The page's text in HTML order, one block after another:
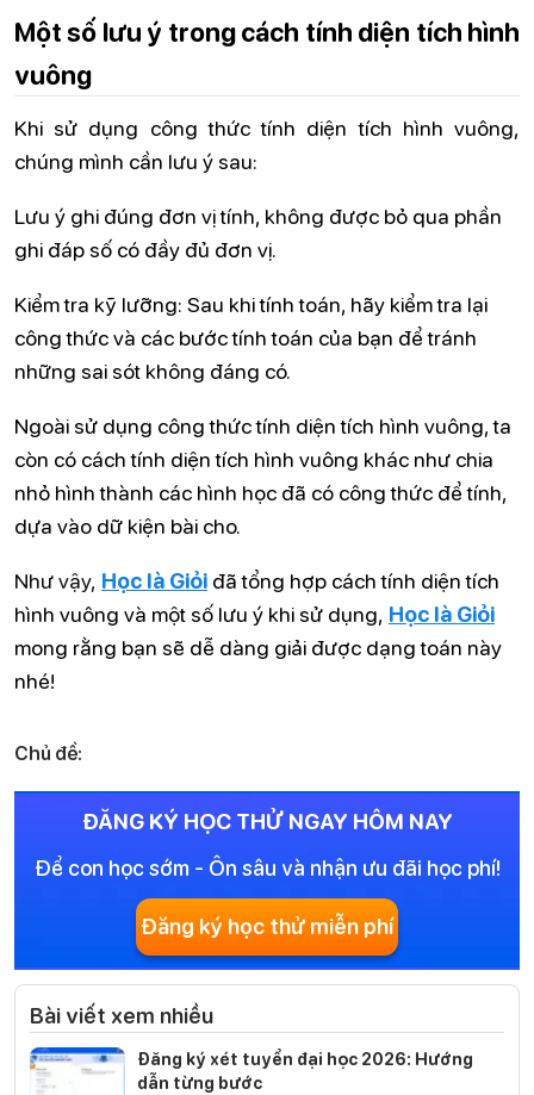
Một số lưu ý trong cách tính diện tích hình
vuông
Khi sử dụng công thức tính diện tích hình vuông,
chúng mình cần lưu ý sau:
Lưu ý ghi đúng đơn vị tính, không được bỏ qua phần
ghi đáp số có đầy đủ đơn vị.
Kiểm tra kỹ lưỡng: Sau khi tính toán, hãy kiểm tra lại
công thức và các bước tính toán của bạn để tránh
những sai sót không đáng có.
Ngoài sử dụng công thức tính diện tích hình vuông, ta
còn có cách tính diện tích hình vuông khác như chia
nhỏ hình thành các hình học đã có công thức để tính,
dựa vào dữ kiện bài cho.
Như vậy, Học là Giỏi đã tổng hợp cách tính diện tích
hình vuông và một số lưu ý khi sử dụng, Học là Giỏi
mong rằng bạn sẽ dễ dàng giải được dạng toán này
nhé!
Chủ đề:
ĐĂNG KÝ HỌC THỬ NGAY HÔM NAY
Để con học sớm - Ôn sâu và nhận ưu đãi học phí!
Đăng ký học thử miễn phí
Bài viết xem nhiều
Đăng ký xét tuyển đại học 2026: Hướng
dẫn từng bước